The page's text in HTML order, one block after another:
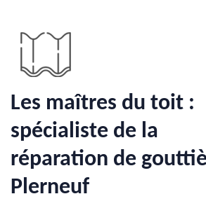
Les maîtres du toit :
spécialiste de la
réparation de
Plerneuf